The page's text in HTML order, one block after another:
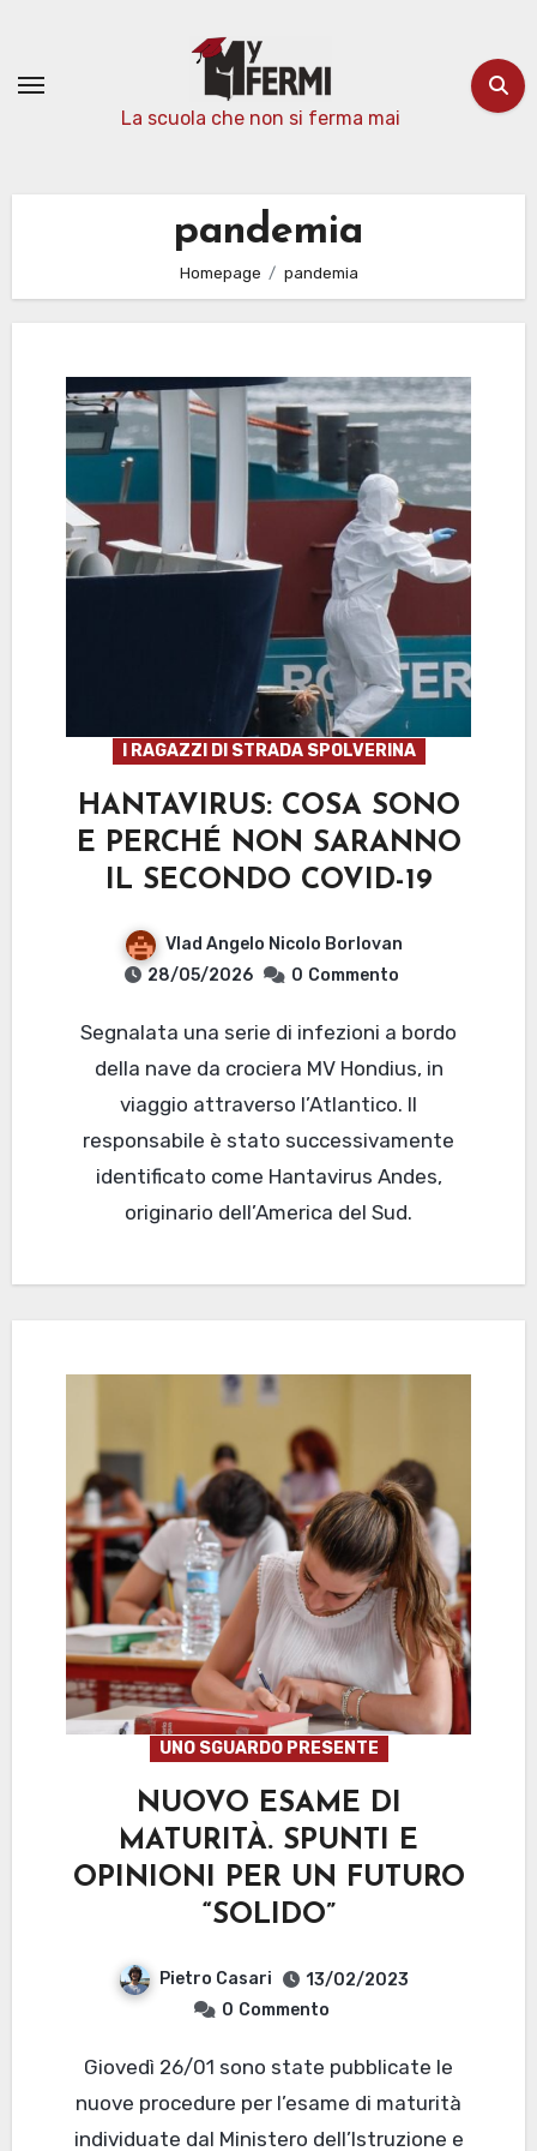
contenuto
La scuola che non si ferma mai
pandemia
Homepage pandemia
I RAGAZZI DI STRADA SPOLVERINA
HANTAVIRUS: COSA SONO
E PERCHÉ NON SARANNO
IL SECONDO COVID-19
Vlad Angelo Nicolo Borlovan
28/05/2026
0 Commento
Segnalata una serie di infezioni a bordo
della nave da crociera MV Hondius, in
viaggio attraverso l’Atlantico. Il
responsabile è stato successivamente
identificato come Hantavirus Andes,
originario dell’America del Sud.
UNO SGUARDO PRESENTE
NUOVO ESAME DI
MATURITÀ. SPUNTI E
OPINIONI PER UN FUTURO
“SOLIDO”
Pietro Casari
13/02/2023
0 Commento
Giovedì 26/01 sono state pubblicate le
nuove procedure per l’esame di maturità
individuate dal Ministero dell’Istruzione e